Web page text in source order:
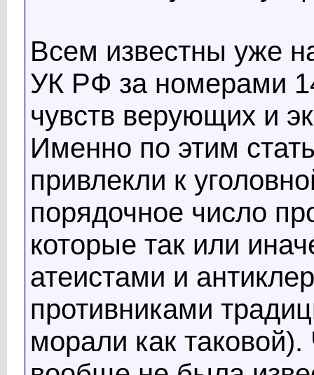
Всем известны уже
УК РФ за номерами
чувств верующих и
Именно по этим
привлекли к
порядочное число
которые так или
атеистами и
противниками
морали как